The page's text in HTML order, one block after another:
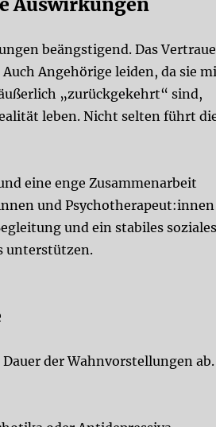
Auswirkungen
beängstigend. Das
Angehörige leiden, da sie
„zurückgekehrt“ sind,
leben. Nicht selten führt
eine enge Zusammenarbeit
und Psychotherapeut:innen
und ein stabiles soziales
unterstützen.
der Wahnvorstellungen ab.